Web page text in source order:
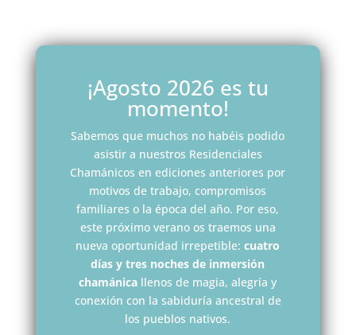
¡Agosto 2026 es tu
momento!
Sabemos que muchos no habéis podido
asistir a nuestros Residenciales
Chamánicos en ediciones anteriores por
motivos de trabajo, compromisos
familiares o la época del año. Por eso,
este próximo verano os traemos una
nueva oportunidad irrepetible:cuatro
días y tres noches de inmersión
chamánica llenos de magia, alegría y
conexión con la sabiduría ancestral de
los pueblos nativos.